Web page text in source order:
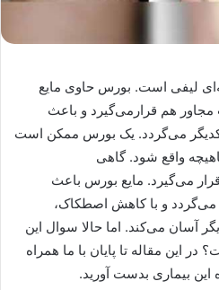
لیفی است. بورس حاوی مایع
هم قرارمی‌گیرد و باعث
می‌گردد. یک بورس ممکن است
واقع شود. گاهی
می‌گیرد. مایع بورس باعث
می‌گردد و با کاهش اصطکاک،
آسان می‌کند. اما حالا سوال این
این مقاله تا پایان با ما همراه
این بیماری بدست آورید.